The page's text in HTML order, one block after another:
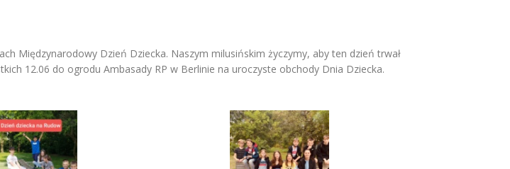
Międzynarodowy Dzień Dziecka. Naszym milusińskim życzymy, aby ten dzień trwał
12.06 do ogrodu Ambasady RP w Berlinie na uroczyste obchody Dnia Dziecka.